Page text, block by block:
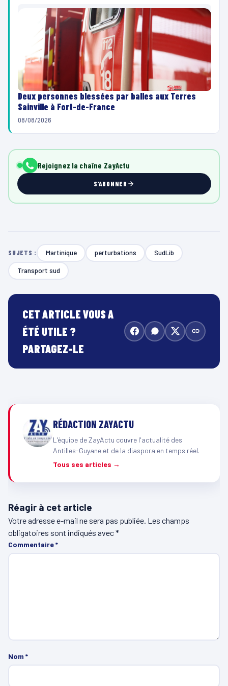
Deux personnes blessées par balles aux Terres
Sainville à Fort-de-France
08/08/2026
Rejoignez la chaîne ZayActu
S'ABONNER
SUJETS : Martinique perturbations SudLib
Transport sud
CET ARTICLE VOUS A
ÉTÉ UTILE ?
PARTAGEZ-LE
RÉDACTION ZAYACTU
L'équipe de ZayActu couvre l'actualité des
Antilles-Guyane et de la diaspora en temps réel.
Tous ses articles →
Réagir à cet article
Votre adresse e-mail ne sera pas publiée. Les champs
obligatoires sont indiqués avec*
Commentaire*
Nom *